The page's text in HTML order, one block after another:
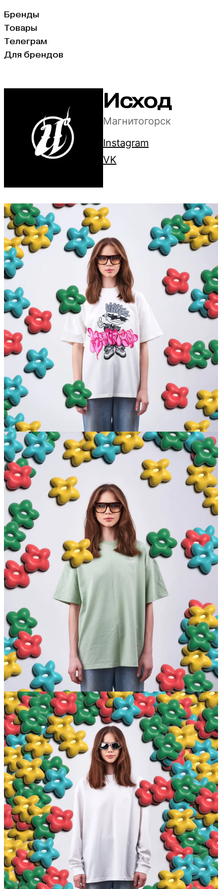
Бренды
Товары
Телеграм
Для брендов
Исход
Магнитогорск
Instagram
VK